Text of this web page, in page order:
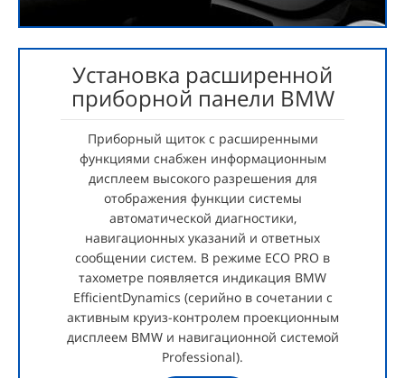
Установка расширенной
приборной панели BMW
Приборный щиток с расширенными
функциями снабжен информационным
дисплеем высокого разрешения для
отображения функции системы
автоматической диагностики,
навигационных указаний и ответных
сообщении систем. В режиме ECO PRO в
тахометре появляется индикация BMW
EfficientDynamics (серийно в сочетании с
активным круиз-контролем проекционным
дисплеем BMW и навигационной системой
Professional).